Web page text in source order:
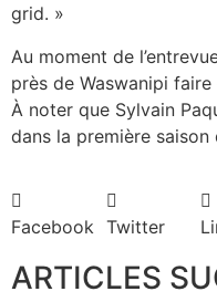
grid. »
Au moment de
près de Waswanipi
À noter que Sylvain
dans la première saison
Facebook Twitter
ARTICLES